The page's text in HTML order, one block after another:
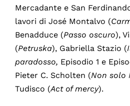
Mercadante e San
lavori di José Montalvo (
Benadduce (Passo oscuro),
(Petruska), Gabriella Stazio (
paradosso, Episodio 1 e
Pieter C. Scholten (Non solo
Tudisco (Act of mercy).